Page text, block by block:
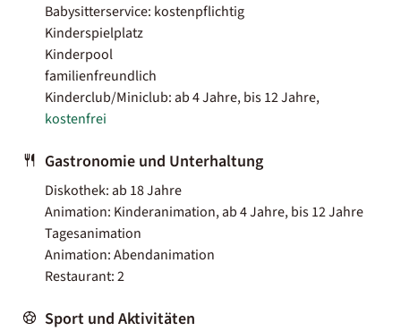
Babysitterservice: kostenpflichtig
Kinderspielplatz
Kinderpool
familienfreundlich
Kinderclub/Miniclub: ab 4 Jahre, bis 12 Jahre,
kostenfrei
Gastronomie und Unterhaltung
Diskothek: ab 18 Jahre
Animation: Kinderanimation, ab 4 Jahre, bis 12 Jahre
Tagesanimation
Animation: Abendanimation
Restaurant: 2
Sport und Aktivitäten